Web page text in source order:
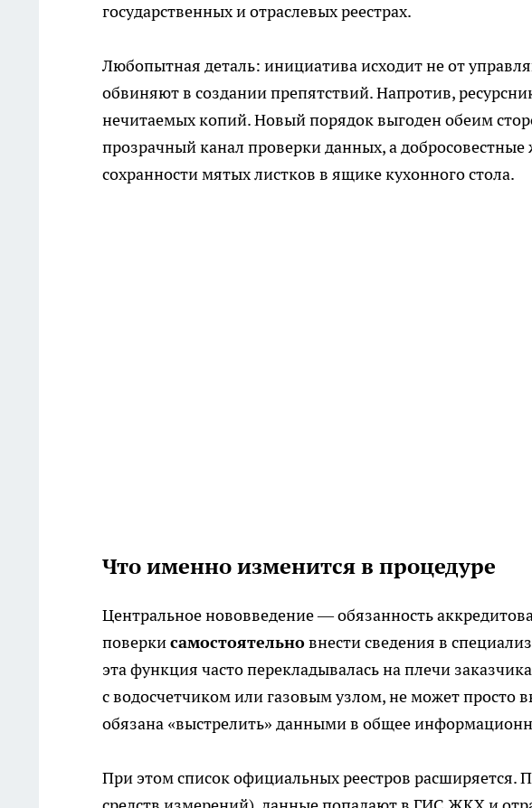
государственных и отраслевых реестрах.
Любопытная деталь: инициатива исходит не от
обвиняют в создании препятствий. Напротив,
нечитаемых копий. Новый порядок выгоден обеим
прозрачный канал проверки данных, а добросовестные
сохранности мятых листков в ящике кухонного стола.
Что именно изменится в процедуре
Центральное нововведение — обязанность
поверкисамостоятельновнести сведения в
эта функция часто перекладывалась на плечи
с водосчетчиком или газовым узлом, не может просто
обязана «выстрелить» данными в общее
При этом список официальных реестров